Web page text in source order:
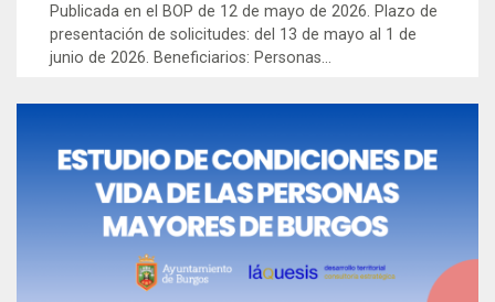
Publicada en el BOP de 12 de mayo de 2026. Plazo de
presentación de solicitudes: del 13 de mayo al 1 de
junio de 2026. Beneficiarios: Personas...